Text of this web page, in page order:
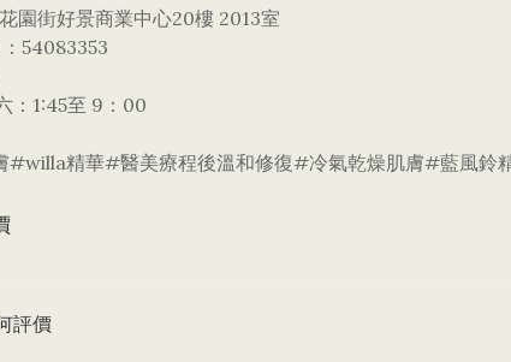
園街好景商業中心20樓 2013室
54083353
：1:45至 9：00
#willa精華#​醫美療程後溫和修復​#冷氣乾燥肌膚#藍風鈴
評價